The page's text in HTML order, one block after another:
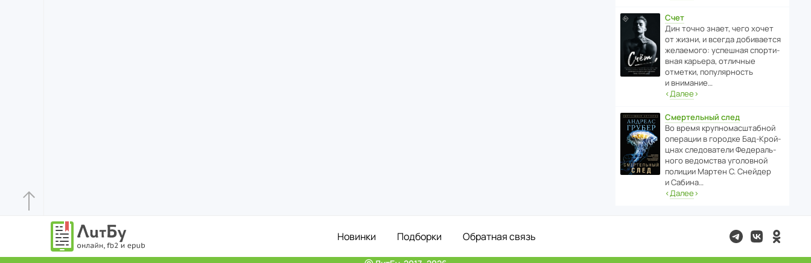
Счет
Дин точно знает, чего хочет
от жизни, и всегда доби­ва­ется
жела­е­мого: успе­шная спор­ти­
вная карьера, отли­чные
отметки, попу­ля­р­ность
и внимание…
‹Далее›
Смертельный след
Во время круп­но­мас­ш­та­бной
операции в городке Бад‑Крой­
цнах следо­ва­тели Феде­раль­
ного ведомства уголо­вной
полиции Мартен С. Снейдер
и Сабина…
‹Далее›
Новинки Подборки Обратная связь